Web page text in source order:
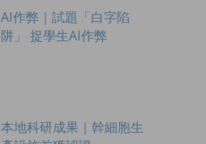
AI作弊｜試題「白字陷
阱」 捉學生AI作弊
本地科研成果｜幹細胞生